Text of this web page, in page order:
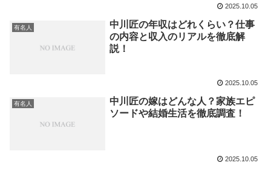
2025.10.05
有名人
中川匠の年収はどれくらい？仕事
の内容と収入のリアルを徹底解
説！
2025.10.05
有名人
中川匠の嫁はどんな人？家族エピ
ソードや結婚生活を徹底調査！
2025.10.05